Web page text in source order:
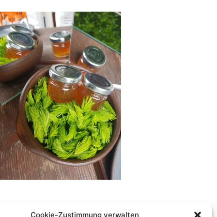
Cookie-Zustimmung verwalten